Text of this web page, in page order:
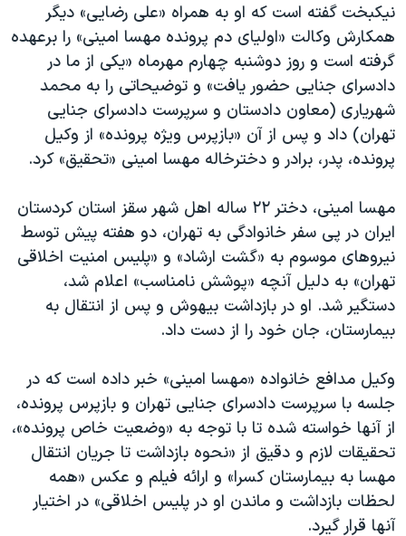
همایش محافظه‌کاران آمریکا «سی‌پک»
صفحه‌های ویژه
سفر پرزیدنت ترامپ به چین
نیکبخت گفته است که او به همراه «علی رضایی» دیگر
همکارش وکالت «اولیای دم پرونده مهسا امینی» را برعهده
گرفته است و روز دوشنبه چهارم مهرماه «یکی از ما در
دادسرای جنایی حضور یافت» و توضیحاتی را به محمد
شهریاری (معاون دادستان و سرپرست دادسرای جنایی
تهران) داد و پس از آن «بازپرس ویژه پرونده» از وکیل
پرونده، پدر، برادر و دخترخاله مهسا امینی «تحقیق» کرد.
مهسا امینی، دختر ۲۲ ساله اهل شهر سقز استان کردستان
ایران در پی سفر خانوادگی به تهران، دو هفته پیش توسط
نیروهای موسوم به «گشت ارشاد» و «پلیس امنیت اخلاقی
تهران» به دلیل آنچه «پوشش نامناسب» اعلام شد،
دستگیر شد. او در بازداشت بیهوش و پس از انتقال به
بیمارستان، جان خود را از دست داد.
وکیل مدافع خانواده «مهسا امینی» خبر داده است که در
جلسه با سرپرست دادسرای جنایی تهران و بازپرس پرونده،
از آنها خواسته شده تا با توجه به «وضعیت خاص پرونده»،
تحقیقات لازم و دقیق از «نحوه بازداشت تا جریان انتقال
مهسا به بیمارستان کسرا» و ارائه فیلم و عکس «همه
لحظات بازداشت و ماندن او در پلیس اخلاقی» در اختیار
آنها قرار گیرد.